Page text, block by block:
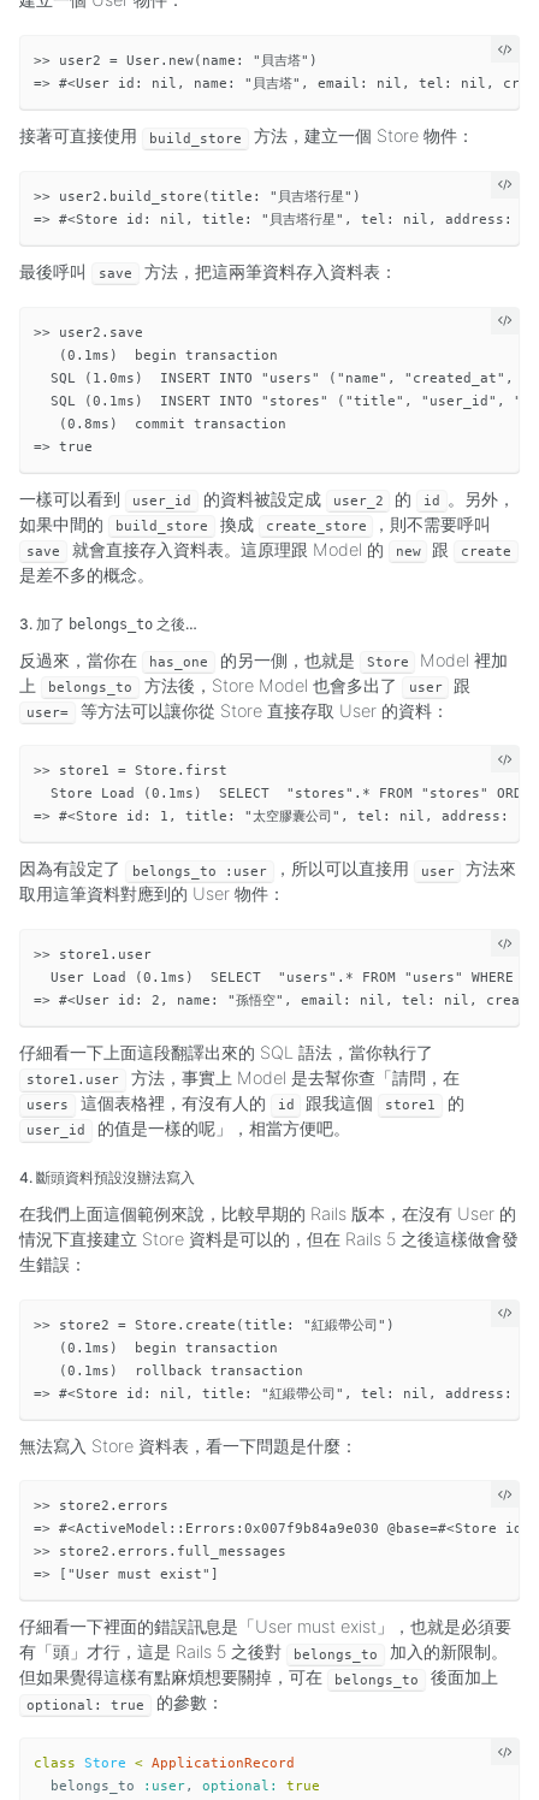
>> user2 = User.new(name: "貝吉塔")
接著可直接使用 build_store 方法，建立一個 Store 物件：
>> user2.build_store(title: "貝吉塔行星")
最後呼叫 save 方法，把這兩筆資料存入資料表：
>> user2.save
   (0.1ms)  begin transaction
SQL (1.0ms)  INSERT INTO "users" ("name", "created_at",
SQL (0.1ms)  INSERT INTO "stores" ("title", "user_id",
   (0.8ms)  commit transaction
一樣可以看到 user_id 的資料被設定成 user_2 的 id
。另外，
如果中間的
build_store 換成 create_store ，則不需要呼叫
save 就會直接存入資料表。這原理跟 Model 的 new 跟 create
是差不多的概念。
3. 加了 belongs_to 之後…
反過來，當你在 has_one 的另一側，也就是 Store
Model 裡加
上
belongs_to 方法後，Store Model 也會多出了 user 跟
user= 等方法可以讓你從 Store 直接存取 User 的資料：
>> store1 = Store.first
Store Load (0.1ms)  SELECT  "stores".* FROM "stores"
因為有設定了 belongs_to :user ，所以可以直接用 user
方法來
取用這筆資料對應到的 User 物件：
>> store1.user
User Load (0.1ms)  SELECT  "users".* FROM "users" WHERE
仔細看一下上面這段翻譯出來的 SQL 語法，當你執行了
store1.user 方法，事實上 Model 是去幫你查「請問，在
users 這個表格裡，有沒有人的 id 跟我這個 store1 的
user_id 的值是一樣的呢」，相當方便吧。
4. 斷頭資料預設沒辦法寫入
在我們上面這個範例來說，比較早期的 Rails 版本，在沒有 User 的
情況下直接建立 Store 資料是可以的，但在 Rails 5 之後這樣做會發
生錯誤：
>> store2 = Store.create(title: "紅緞帶公司")
   (0.1ms)  begin transaction
   (0.1ms)  rollback transaction
無法寫入 Store 資料表，看一下問題是什麼：
>> store2.errors
=> #<ActiveModel::Errors:0x007f9b84a9e030
>> store2.errors.full_messages
仔細看一下裡面的錯誤訊息是「User must exist」，也就是必須要
有「頭」才行，這是 Rails 5 之後對
belongs_to
加入的新限制。
但如果覺得這樣有點麻煩想要關掉，可在
belongs_to 後面加上
optional: true 的參數：
class Store < ApplicationRecord
belongs_to
:user, optional: true